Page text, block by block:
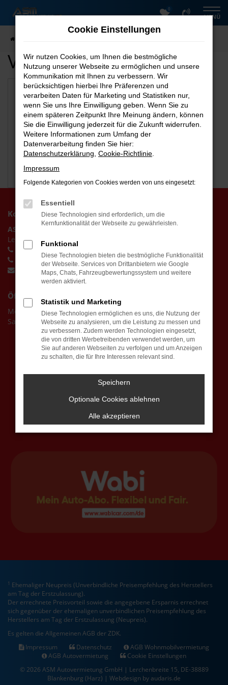
Zum
0
MENÜ
Verfügbare Marken
Škoda
Kontakt
ASM Autovermietung GmbH
Lerchenbreite 15, 38889 Blankenburg (Harz)
Vermietung: +4939443625118
Verkauf: +4939443625111
service@asm-autovermietung.de
Öffnungszeiten
Montag - Freitag: 08:00 - 12:30 Uhr | 13:30 - 17:00 Uhr
Samstag: 09:00 - 13:00 Uhr
1 Ehemaliger Neupreis (Unverbindliche Preisempfehlung des Herstellers
am Tag der Erstzulassung).
Der errechnete Preisvorteil sowie die angegebene Ersparnis errechnet
sich gegenüber der ehemaligen unverbindlichen Preisempfehlung des
Herstellers am Tag der Erstzulassung (Neupreis).
Es gelten die Allgemeinen AGB der ZDK.
Impressum
Datenschutz
AGB Wohnmobilvermietung
AGB Autovermietung
Cookie Einstellungen
© 2026 ASM Autovermietung GmbH | Lerchenbreite 15, DE-38889
Blankenburg (Harz) | Webdesign by audaris.de
Cookie Einstellungen
Wir nutzen Cookies, um Ihnen die bestmögliche
Nutzung unserer Webseite zu ermöglichen und unsere
Kommunikation mit Ihnen zu verbessern. Wir
berücksichtigen hierbei Ihre Präferenzen und
verarbeiten Daten für Marketing und Statistiken nur,
wenn Sie uns Ihre Einwilligung geben. Wenn Sie zu
einem späteren Zeitpunkt Ihre Meinung ändern, können
Sie die Einwilligung jederzeit für die Zukunft widerrufen.
Weitere Informationen zum Umfang der
Datenverarbeitung finden Sie hier:
Datenschutzerklärung Cookie-Richtlinie
Impressum
Folgende Kategorien von Cookies werden von uns eingesetzt:
Essentiell
Diese Technologien sind erforderlich, um die
Kernfunktionalität der Webseite zu gewährleisten.
Funktional
Diese Technologien bieten die bestmögliche Funktionalität
der Webseite. Services von Drittanbietern wie Google
Maps, Chats, Fahrzeugbewertungssystem und weitere
werden aktiviert.
Statistik und Marketing
Diese Technologien ermöglichen es uns, die Nutzung der
Webseite zu analysieren, um die Leistung zu messen und
zu verbessern. Zudem werden Technologien eingesetzt,
die von dritten Werbetreibenden verwendet werden, um
Sie auf anderen Webseiten zu verfolgen und um Anzeigen
zu schalten, die für Ihre Interessen relevant sind.
Speichern
Optionale Cookies ablehnen
Alle akzeptieren